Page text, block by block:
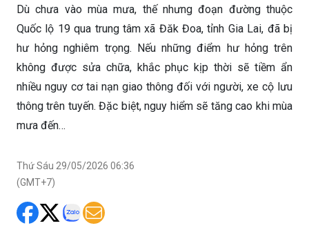
Dù chưa vào mùa mưa, thế nhưng đoạn đường thuộc
Quốc lộ 19 qua trung tâm xã Đăk Đoa, tỉnh Gia Lai, đã bị
hư hỏng nghiêm trọng. Nếu những điểm hư hỏng trên
không được sửa chữa, khắc phục kịp thời sẽ tiềm ẩn
nhiều nguy cơ tai nạn giao thông đối với người, xe cộ lưu
thông trên tuyến. Đặc biệt, nguy hiểm sẽ tăng cao khi mùa
mưa đến…
Thứ Sáu 29/05/2026 06:36
(GMT+7)